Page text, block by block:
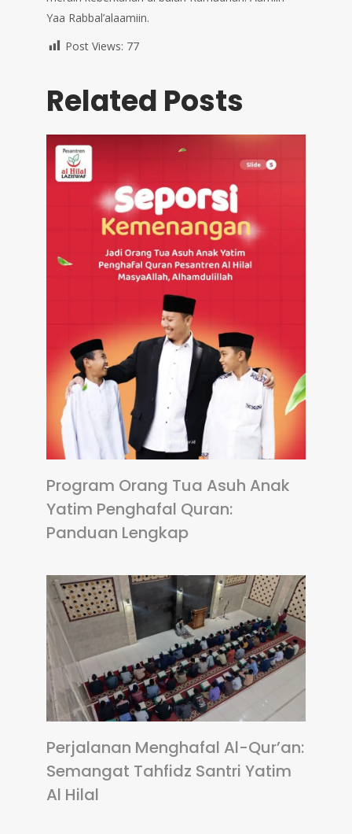
Yaa Rabbal’alaamiin.
Post Views: 77
Related Posts
Program Orang Tua Asuh Anak
Yatim Penghafal Quran:
Panduan Lengkap
Perjalanan Menghafal Al-Qur’an:
Semangat Tahfidz Santri Yatim
Al Hilal